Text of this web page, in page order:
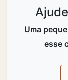
Uma
esse